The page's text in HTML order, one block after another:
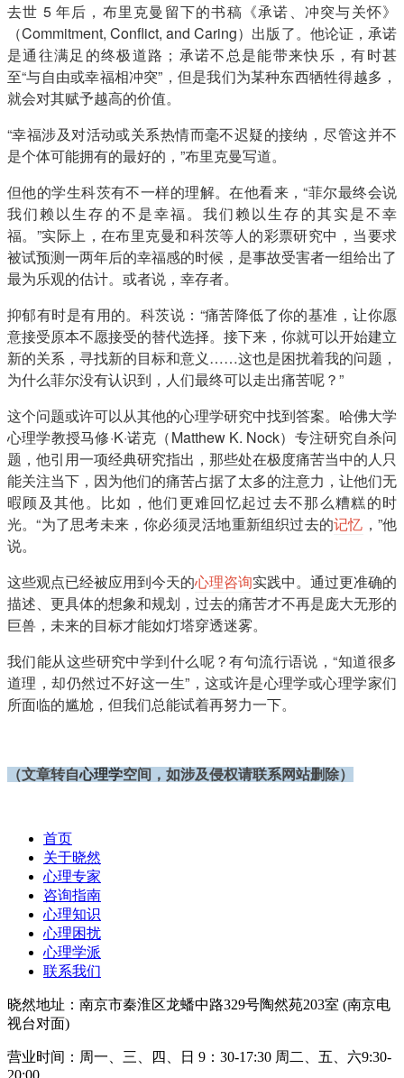
去世 5 年后，布里克曼留下的书稿《承诺、冲突与关怀》
（Commitment, Conflict, and Caring）出版了。他论证，承诺
是通往满足的终极道路；承诺不总是能带来快乐，有时甚
至“与自由或幸福相冲突”，但是我们为某种东西牺牲得越多，
就会对其赋予越高的价值。
“幸福涉及对活动或关系热情而毫不迟疑的接纳，尽管这并不
是个体可能拥有的最好的，”布里克曼写道。
但他的学生科茨有不一样的理解。在他看来，“菲尔最终会说
我们赖以生存的不是幸福。我们赖以生存的其实是不幸
福。”实际上，在布里克曼和科茨等人的彩票研究中，当要求
被试预测一两年后的幸福感的时候，是事故受害者一组给出了
最为乐观的估计。或者说，幸存者。
抑郁有时是有用的。科茨说：“痛苦降低了你的基准，让你愿
意接受原本不愿接受的替代选择。接下来，你就可以开始建立
新的关系，寻找新的目标和意义……这也是困扰着我的问题，
为什么菲尔没有认识到，人们最终可以走出痛苦呢？”
这个问题或许可以从其他的心理学研究中找到答案。哈佛大学
心理学教授马修·K·诺克（Matthew K. Nock）专注研究自杀问
题，他引用一项经典研究指出，那些处在极度痛苦当中的人只
能关注当下，因为他们的痛苦占据了太多的注意力，让他们无
暇顾及其他。比如，他们更难回忆起过去不那么糟糕的时
光。“为了思考未来，你必须灵活地重新组织过去的记忆 ，”他
说。
这些观点已经被应用到今天的心理咨询实践中。通过更准确的
描述、更具体的想象和规划，过去的痛苦才不再是庞大无形的
巨兽，未来的目标才能如灯塔穿透迷雾。
我们能从这些研究中学到什么呢？有句流行语说，“知道很多
道理，却仍然过不好这一生”，这或许是心理学或心理学家们
所面临的尴尬，但我们总能试着再努力一下。
（文章转自心理学空间 ， 如涉及侵权请联系网站删 除）
首页
关于晓然
心理专家
咨询指南
心理知识
心理困扰
心理学派
联系我们
晓然地址：南京市秦淮区龙蟠中路329号陶然苑203室 (南京电
视台对面)
营业时间：周一、三、四、日 9：30-17:30 周二、五、六9:30-